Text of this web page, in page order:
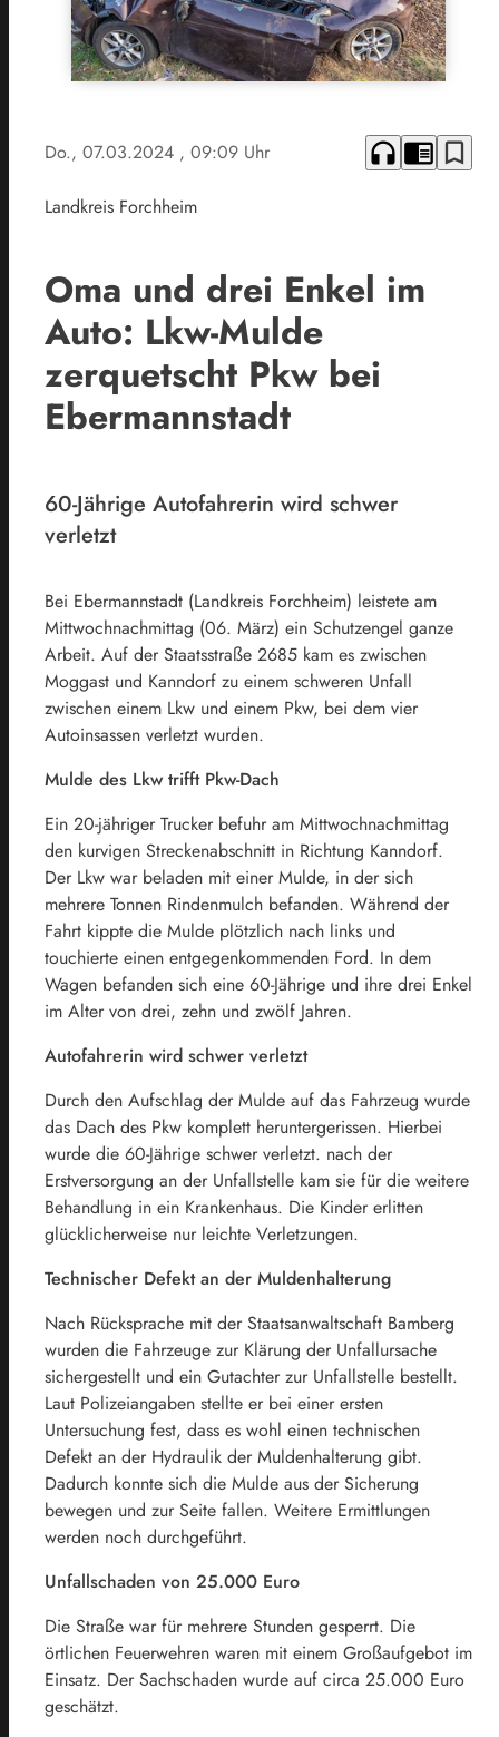
Do., 07.03.2024 , 09:09 Uhr headphones chrome_reader_mode bookmark_border
Landkreis Forchheim
Oma und drei Enkel im
Auto: Lkw-Mulde
zerquetscht Pkw bei
Ebermannstadt
60-Jährige Autofahrerin wird schwer
verletzt
Bei Ebermannstadt (Landkreis Forchheim) leistete am
Mittwochnachmittag (06. März) ein Schutzengel ganze
Arbeit. Auf der Staatsstraße 2685 kam es zwischen
Moggast und Kanndorf zu einem schweren Unfall
zwischen einem Lkw und einem Pkw, bei dem vier
Autoinsassen verletzt wurden.
Mulde des Lkw trifft Pkw-Dach
Ein 20-jähriger Trucker befuhr am Mittwochnachmittag
den kurvigen Streckenabschnitt in Richtung Kanndorf.
Der Lkw war beladen mit einer Mulde, in der sich
mehrere Tonnen Rindenmulch befanden. Während der
Fahrt kippte die Mulde plötzlich nach links und
touchierte einen entgegenkommenden Ford. In dem
Wagen befanden sich eine 60-Jährige und ihre drei Enkel
im Alter von drei, zehn und zwölf Jahren.
Autofahrerin wird schwer verletzt
Durch den Aufschlag der Mulde auf das Fahrzeug wurde
das Dach des Pkw komplett heruntergerissen. Hierbei
wurde die 60-Jährige schwer verletzt. nach der
Erstversorgung an der Unfallstelle kam sie für die weitere
Behandlung in ein Krankenhaus. Die Kinder erlitten
glücklicherweise nur leichte Verletzungen.
Technischer Defekt an der Muldenhalterung
Nach Rücksprache mit der Staatsanwaltschaft Bamberg
wurden die Fahrzeuge zur Klärung der Unfallursache
sichergestellt und ein Gutachter zur Unfallstelle bestellt.
Laut Polizeiangaben stellte er bei einer ersten
Untersuchung fest, dass es wohl einen technischen
Defekt an der Hydraulik der Muldenhalterung gibt.
Dadurch konnte sich die Mulde aus der Sicherung
bewegen und zur Seite fallen. Weitere Ermittlungen
werden noch durchgeführt.
Unfallschaden von 25.000 Euro
Die Straße war für mehrere Stunden gesperrt. Die
örtlichen Feuerwehren waren mit einem Großaufgebot im
Einsatz. Der Sachschaden wurde auf circa 25.000 Euro
geschätzt.